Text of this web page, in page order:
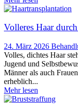
Volleres Haar
24. März 2026
Volles, dichtes Haar
Jugend und
Männer als auch
erheblich...
Mehr lesen